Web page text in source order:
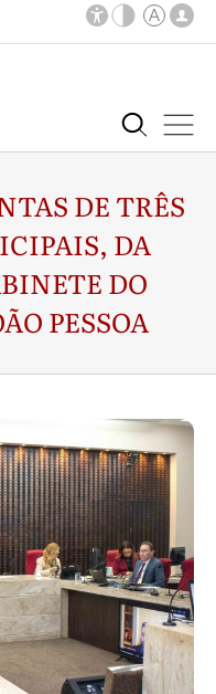
DE TRÊS
DA
DO
PESSOA